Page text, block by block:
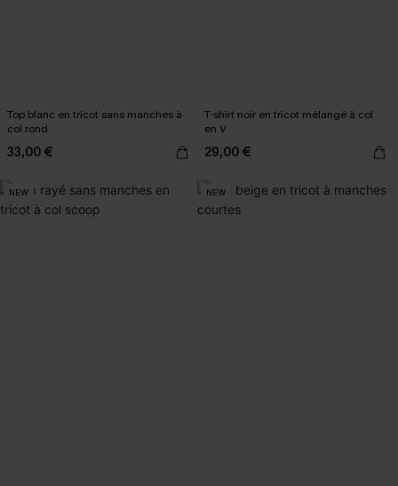
Top blanc en tricot sans manches à
col rond
33,00 €
T-shirt noir en tricot mélangé à col
en V
29,00 €
NEW NEW